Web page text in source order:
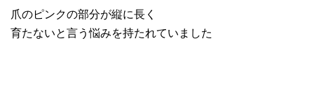
爪のピンクの部分が縦に長く
育たないと言う悩みを持たれていました